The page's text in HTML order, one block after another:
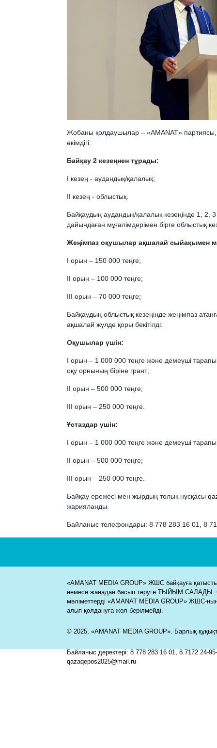
Жобаны қолдаушылар – «AMANAT»
әкімдігі.
Байқау 2 кезеңнен тұрады:
І кезең - аудандық/қалалық;
ІІ кезең - облыстық.
Байқаудың аудандық/қалалық кезеңінде 1, 2,
дайындаған мұғалімдерімен бірге облыстық
Жеңімпаз оқушылар ақшалай сыйақымен
І орын – 150 000 теңге;
ІІ орын – 100 000 теңге;
ІІІ орын – 70 000 теңге;
Байқаудың облыстық кезеңінде жеңім­паз
ақшалай жүлде қоры бекітілді:
Оқушылар үшін:
І орын – 1 000 000 теңге және демеуші
оқу орнының біріне грант;
ІІ орын – 500 000 теңге;
ІІІ орын – 250 000 теңге.
Ұстаздар үшін:
І орын – 1 000 000 теңге және демеуші
ІІ орын – 500 000 теңге;
ІІІ орын – 250 000 теңге.
Байқау ережесі мен жырдың толық нұсқасы
жарияланды.
Байланыс телефондары: 8 778 283 16 01, 8
«AMANAT MEDIA GROUP» ЖШС байқауға қатысты
немесе жаңадан басып теруге ТЫЙЫМ САЛАДЫ.
мәліметтерді «AMANAT MEDIA GROUP» ЖШС-
алып қолдануға жол берілмейді.
© 2025, «AMANAT MEDIA GROUP». Барлық
Байланыс деректері: 8 778 283 16 01, 8 7172 24-
qazaqepos2025@mail.ru